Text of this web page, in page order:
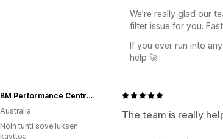
We’re really glad our
filter issue for you.
If you ever run into
help 🚀
The team is really
BM Performance Centre online store
Australia
Noin tunti sovelluksen
käyttöä